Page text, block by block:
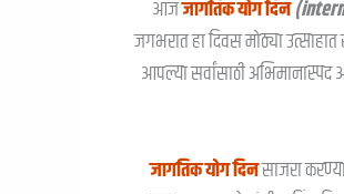
आजजागतिक योग दिन
जगभरात हा दिवस मोठ्या
आपल्या सर्वांसाठी
जागतिक योग दिनसाजरा